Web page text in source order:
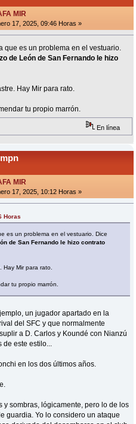
MIR
17, 2025, 09:46 Horas »
que es un problema en el vestuario.
de León de San Fernando le hizo
Hay Mir para rato.
tu propio marrón.
En línea
MIR
17, 2025, 10:12 Horas »
Horas
es un problema en el vestuario. Dice
de San Fernando le hizo contrato
Hay Mir para rato.
tu propio marrón.
un jugador apartado en la
del SFC y que normalmente
a D. Carlos y Koundé con Nianzú
de este estilo...
en los dos últimos años.
y sombras, lógicamente, pero lo de los
guardia. Yo lo considero un ataque